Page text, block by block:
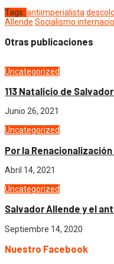
Tags: antiimperialista
Allende Socialismo
Otras publicaciones
Uncategorized
113 Natalicio de
Junio 26, 2021
Uncategorized
Por la Renacionalización
Abril 14, 2021
Uncategorized
Salvador Allende y el
Septiembre 14, 2020
Nuestro Facebook